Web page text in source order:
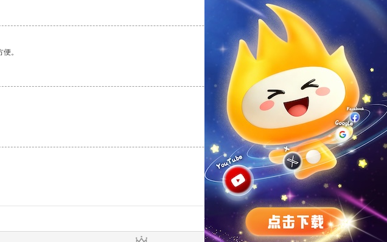
支持
。
反对 [0]
支持[0] 反对[0]